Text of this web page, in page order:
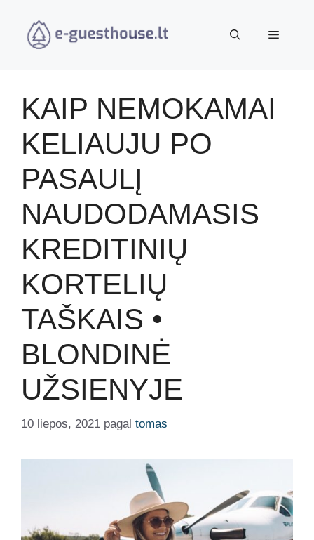
turinio
Meniu
KAIP NEMOKAMAI
KELIAUJU PO
PASAULĮ
NAUDODAMASIS
KREDITINIŲ
KORTELIŲ
TAŠKAIS •
BLONDINĖ
UŽSIENYJE
10 liepos, 2021 pagal tomas